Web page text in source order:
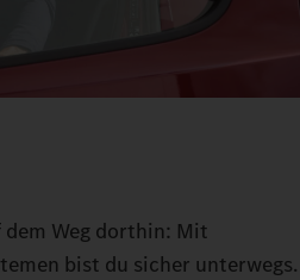
Weg dorthin: Mit
bist du sicher unterwegs.